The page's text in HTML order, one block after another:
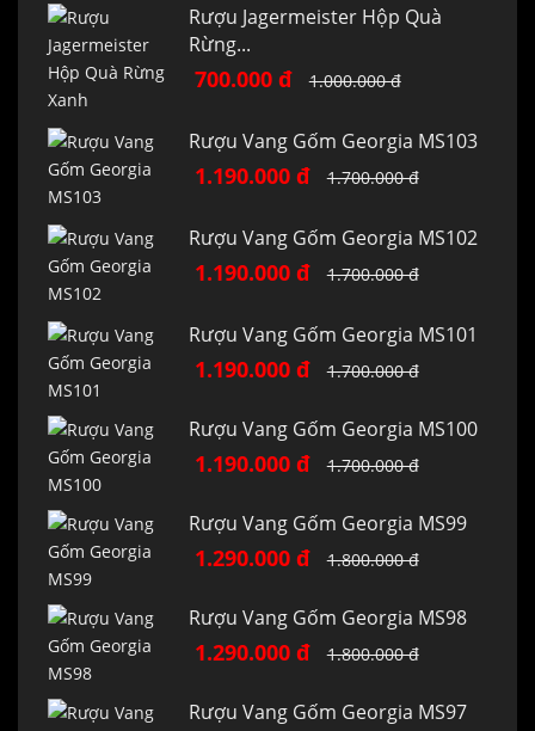
Rượu Jagermeister Hộp Quà
Rừng...
700.000 đ 1.000.000 đ
Rượu Vang Gốm Georgia MS103
1.190.000 đ 1.700.000 đ
Rượu Vang Gốm Georgia MS102
1.190.000 đ 1.700.000 đ
Rượu Vang Gốm Georgia MS101
1.190.000 đ 1.700.000 đ
Rượu Vang Gốm Georgia MS100
1.190.000 đ 1.700.000 đ
Rượu Vang Gốm Georgia MS99
1.290.000 đ 1.800.000 đ
Rượu Vang Gốm Georgia MS98
1.290.000 đ 1.800.000 đ
Rượu Vang Gốm Georgia MS97